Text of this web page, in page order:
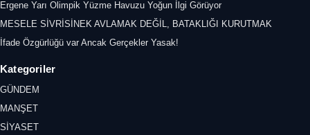
Ergene Yarı Olimpik Yüzme Havuzu Yoğun İlgi Görüyor
MESELE SİVRİSİNEK AVLAMAK DEĞİL, BATAKLIĞI KURUTMAK
İfade Özgürlüğü var Ancak Gerçekler Yasak!
Kategoriler
GÜNDEM
MANŞET
SİYASET